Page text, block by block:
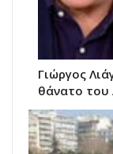
Γιώργος
θάνατο του